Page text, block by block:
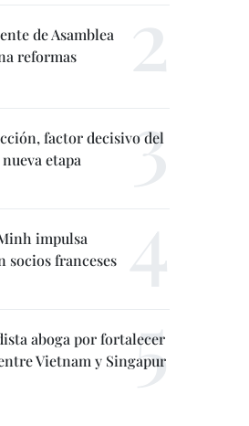
de Asamblea
reformas
factor decisivo del
etapa
impulsa
socios franceses
aboga por fortalecer
Vietnam y Singapur